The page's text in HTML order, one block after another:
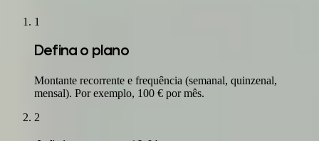
1
Defina o plano
Montante recorrente e frequência (semanal, quinzenal,
mensal). Por exemplo, 100 € por mês.
2